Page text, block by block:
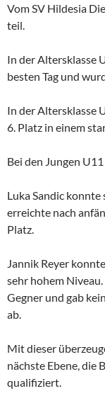
Vom SV Hildesia
teil.
In der Altersklasse
besten Tag und
In der Altersklasse
6. Platz in einem
Bei den Jungen
Luka Sandic konnte
erreichte nach
Platz.
Jannik Reyer
sehr hohem Niveau.
Gegner und gab
ab.
Mit dieser
nächste Ebene, die
qualifiziert.